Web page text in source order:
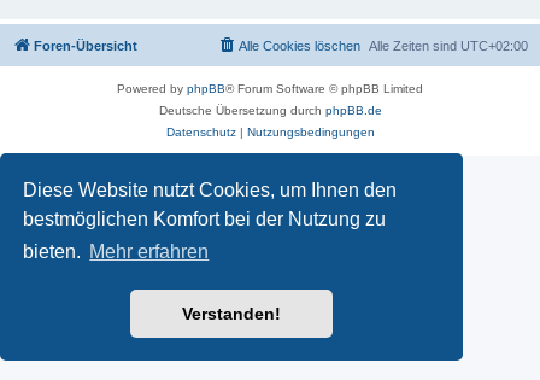
Diese Website nutzt Cookies, um Ihnen den
bestmöglichen Komfort bei der Nutzung zu
bieten. Mehr erfahren
Verstanden!
Foren-Übersicht Alle Zeiten sind UTC+02:00
Alle Cookies löschen
Powered by phpBB® Forum Software © phpBB Limited
Deutsche Übersetzung durch phpBB.de
Datenschutz| Nutzungsbedingungen